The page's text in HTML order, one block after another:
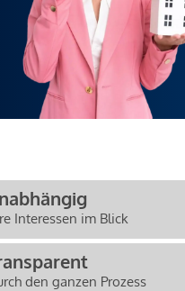
Interessen im Blick
den ganzen Prozess